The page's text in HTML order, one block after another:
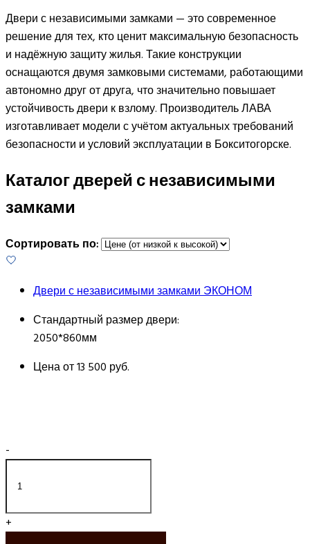
Двери с независимыми замками — это современное
решение для тех, кто ценит максимальную безопасность
и надёжную защиту жилья. Такие конструкции
оснащаются двумя замковыми системами, работающими
автономно друг от друга, что значительно повышает
устойчивость двери к взлому. Производитель ЛАВА
изготавливает модели с учётом актуальных требований
безопасности и условий эксплуатации в Бокситогорске.
Каталог дверей с независимыми
замками
Сортировать по:
Двери с независимыми замками ЭКОНОМ
Стандартный размер двери:
2050*860мм
Цена от13 500 руб.
-
+